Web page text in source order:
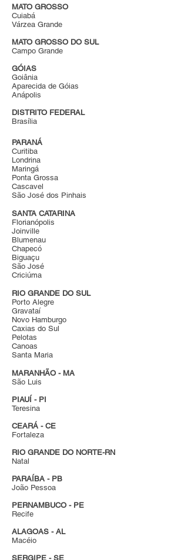
MATO GROSSO
Cuiabá
Várzea Grande
MATO GROSSO DO SUL
Campo Grande
GÓIAS
Goiânia
Aparecida de Góias
Anápolis
DISTRITO FEDERAL
Brasília
PARANÁ
Curitiba
Londrina
Maringá
Ponta Grossa
Cascavel
São José dos Pinhais
SANTA CATARINA
Florianópolis
Joinville
Blumenau
Chapecó
Biguaçu
São José
Criciúma
RIO GRANDE DO SUL
Porto Alegre
Gravataí
Novo Hamburgo
Caxias do Sul
Pelotas
Canoas
Santa Maria
MARANHÃO - MA
São Luis
PIAUÍ - PI
Teresina
CEARÁ - CE
Fortaleza
RIO GRANDE DO NORTE-RN
Natal
PARAÍBA - PB
João Pessoa
PERNAMBUCO - PE
Recife
ALAGOAS - AL
Macéio
SERGIPE - SE